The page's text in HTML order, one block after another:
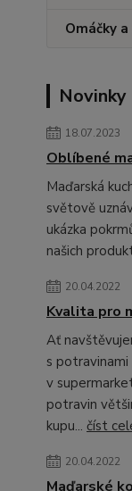
Omáčky
Novinky
18.07.2023
Oblíbené
Maďarská
světově
ukázka
našich
20.04.2022
Kvalita pro
Ať
s
v
potravin
kupu... číst
20.04.2022
Maďarské